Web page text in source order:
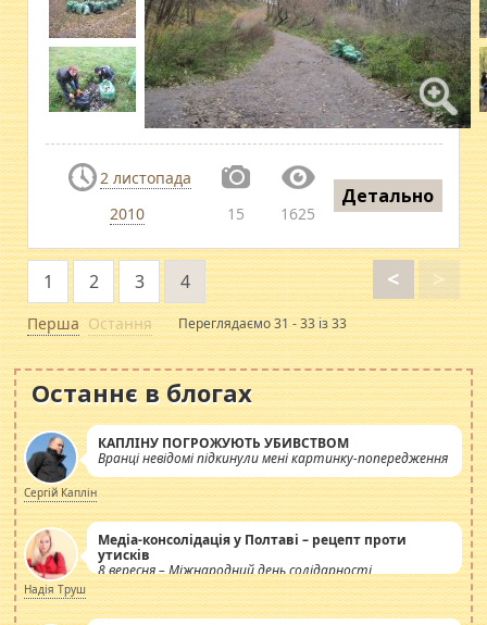
2 листопада
2010
15 1625
Детально
Перша
<
1 2 3 4 >
Остання Переглядаємо 31 - 33 із 33
Останнє в блогах
КАПЛІНУ ПОГРОЖУЮТЬ УБИВСТВОМ
Вранці невідомі підкинули мені картинку-попередження
Сергій Каплін
Медіа-консолідація у Полтаві – рецепт проти
утисків
8 вересня – Міжнародний день солідарності
журналістів.
Надія Труш